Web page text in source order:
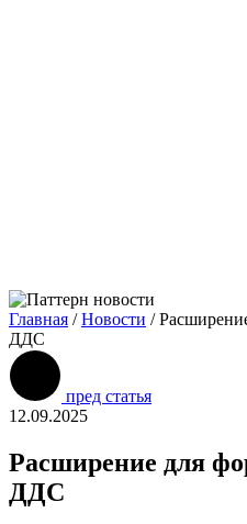
Главная /Новости /
ДДС
пред статья
12.09.2025
Расширение для
ДДС